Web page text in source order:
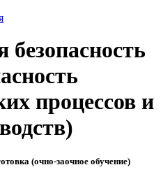
безопасность
процессов и
(очно-заочное обучение)